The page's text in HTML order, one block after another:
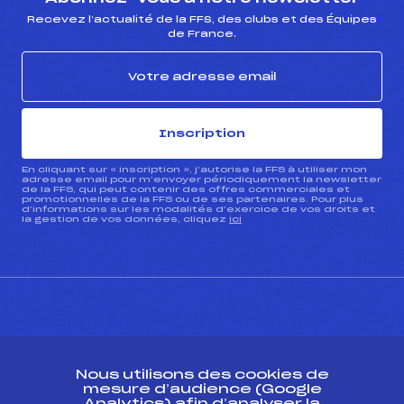
Recevez l’actualité de la FFS, des clubs et des Équipes
de France.
Inscription
En cliquant sur « inscription », j’autorise la FFS à utiliser mon
adresse email pour m’envoyer périodiquement la newsletter
de la FFS, qui peut contenir des offres commerciales et
promotionnelles de la FFS ou de ses partenaires. Pour plus
d’informations sur les modalités d’exercice de vos droits et
la gestion de vos données, cliquez ici
Nous utilisons des cookies de
mesure d’audience (Google